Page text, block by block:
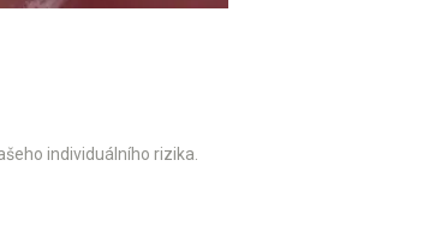
individuálního rizika.